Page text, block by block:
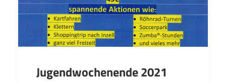
Jugendwochenende 2021